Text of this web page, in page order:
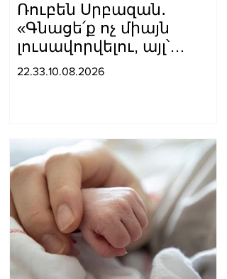
Ռուբեն Սրբազան․
«Գնացե՛ք ոչ միայն
լուսավորվելու, այլ՝
լուսավորելու»
22.33.10.08.2026